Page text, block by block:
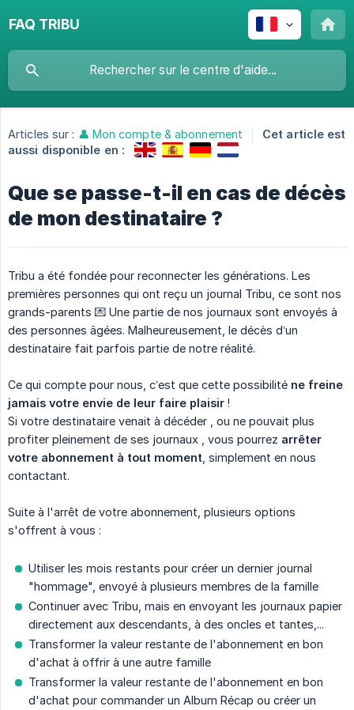
FAQ TRIBU
Articles sur : 👤 Mon compte & abonnement
Cet article est
aussi disponible en :
Que se passe-t-il en cas de décès
de mon destinataire ?
Tribu a été fondée pour reconnecter les générations. Les
premières personnes qui ont reçu un journal Tribu, ce sont nos
grands-parents 💌 Une partie de nos journaux sont envoyés à
des personnes âgées. Malheureusement, le décès d’un
destinataire fait parfois partie de notre réalité.
Ce qui compte pour nous, c’est que cette possibilité ne freine
jamais votre envie de leur faire plaisir !
Si votre destinataire venait à décéder , ou ne pouvait plus
profiter pleinement de ses journaux , vous pourrez arrêter
votre abonnement à tout moment , simplement en nous
contactant.
Suite à l'arrêt de votre abonnement, plusieurs options
s'offrent à vous :
Utiliser les mois restants pour créer un dernier journal
"hommage", envoyé à plusieurs membres de la famille
Continuer avec Tribu, mais en envoyant les journaux papier
directement aux descendants, à des oncles et tantes,...
Transformer la valeur restante de l'abonnement en bon
d'achat à offrir à une autre famille
Transformer la valeur restante de l'abonnement en bon
d'achat pour commander un Album Récap ou créer un